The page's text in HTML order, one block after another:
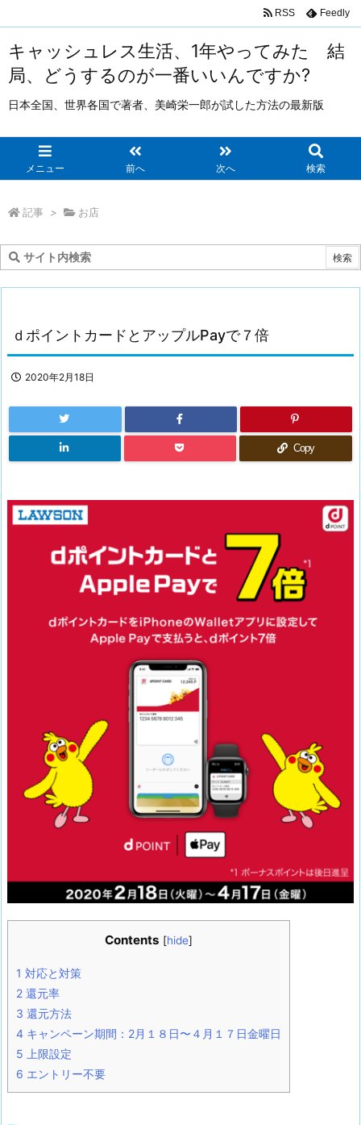
キャッシュレス生活、1年やってみた 結
局、どうするのが一番いいんですか?
日本全国、世界各国で著者、美崎栄一郎が試した方法の最新版
メニュー 前へ 次へ 検索
RSS Feedly
記事 > お店
ｄポイントカードとアップルPayで７倍
2020年2月18日
Copy
Contents [hide]
1 対応と対策
2 還元率
3 還元方法
4 キャンペーン期間：2月１８日〜４月１７日金曜日
5 上限設定
6 エントリー不要